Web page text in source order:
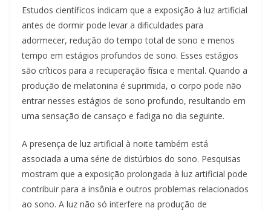
Estudos científicos indicam que a exposição à luz artificial
antes de dormir pode levar a dificuldades para
adormecer, redução do tempo total de sono e menos
tempo em estágios profundos de sono. Esses estágios
são críticos para a recuperação física e mental. Quando a
produção de melatonina é suprimida, o corpo pode não
entrar nesses estágios de sono profundo, resultando em
uma sensação de cansaço e fadiga no dia seguinte.
A presença de luz artificial à noite também está
associada a uma série de distúrbios do sono. Pesquisas
mostram que a exposição prolongada à luz artificial pode
contribuir para a insônia e outros problemas relacionados
ao sono. A luz não só interfere na produção de